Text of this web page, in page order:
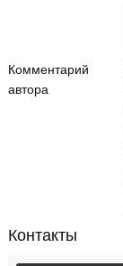
Комментарий
автора
Контакты